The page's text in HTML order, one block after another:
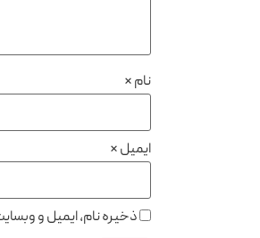
نام*
ایمیل*
ذخیره نام، ایمیل و